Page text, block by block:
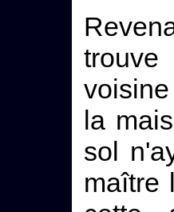
la
sol
maître